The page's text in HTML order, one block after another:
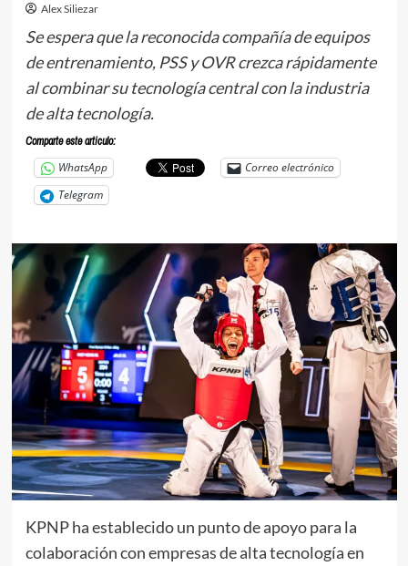
Alex Siliezar
Se espera que la reconocida compañía de equipos
de entrenamiento, PSS y OVR crezca rápidamente
al combinar su tecnología central con la industria
de alta tecnología.
Comparte este articulo:
WhatsApp
Correo electrónico
Telegram
KPNP ha establecido un punto de apoyo para la
colaboración con empresas de alta tecnología en